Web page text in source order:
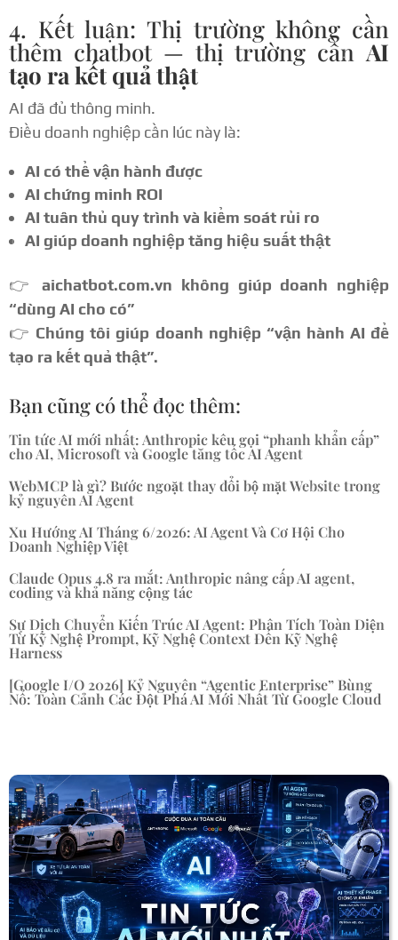
4. Kết luận: Thị trường không cần
thêm chatbot — thị trường cầnAI
tạo ra kết quả thật
AI đã đủ thông minh.
Điều doanh nghiệp cần lúc này là:
AI có thể vận hành được
AI chứng minh ROI
AI tuân thủ quy trình và kiểm soát rủi ro
AI giúp doanh nghiệp tăng hiệu suất thật
👉aichatbot.com.vn không giúp doanh nghiệp
“dùng AI cho có”
👉 Chúng tôi giúp doanh nghiệp “vận hành AI để
tạo ra kết quả thật”.
Bạn cũng có thể đọc thêm:
Tin tức AI mới nhất: Anthropic kêu gọi “phanh khẩn cấp”
cho AI, Microsoft và Google tăng tốc AI Agent
WebMCP là gì? Bước ngoặt thay đổi bộ mặt Website trong
kỷ nguyên AI Agent
Xu Hướng AI Tháng 6/2026: AI Agent Và Cơ Hội Cho
Doanh Nghiệp Việt
Claude Opus 4.8 ra mắt: Anthropic nâng cấp AI agent,
coding và khả năng cộng tác
Sự Dịch Chuyển Kiến Trúc AI Agent: Phân Tích Toàn Diện
Từ Kỹ Nghệ Prompt, Kỹ Nghệ Context Đến Kỹ Nghệ
Harness
[Google I/O 2026] Kỷ Nguyên “Agentic Enterprise” Bùng
Nổ: Toàn Cảnh Các Đột Phá AI Mới Nhất Từ Google Cloud